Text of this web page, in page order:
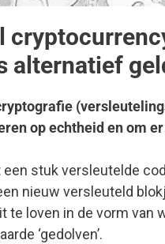
alternatief
op echtheid en om
stuk versleutelde
nieuw versleuteld
te loven in de vorm
‘gedolven’.